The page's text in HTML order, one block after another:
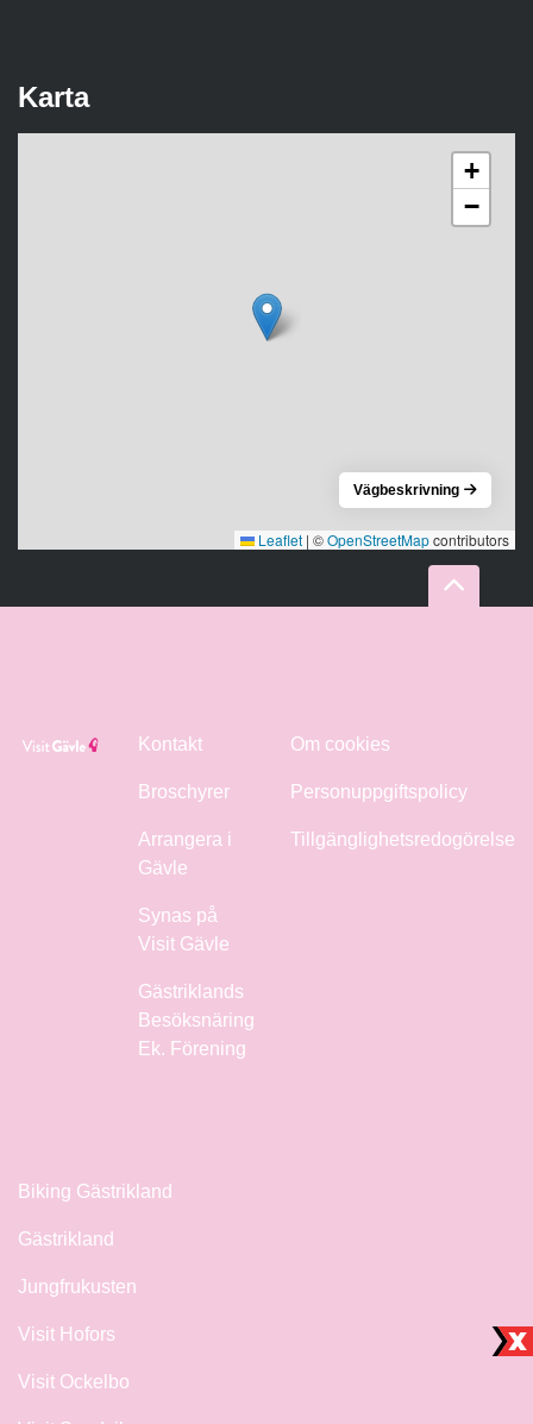
Karta
+
−
Leaflet | ©OpenStreetMapcontributors
Vägbeskrivning
Kontakt
Broschyrer
Arrangera i
Gävle
Synas på
Visit Gävle
Gästriklands
Besöksnäring
Ek. Förening
Om cookies
Personuppgiftspolicy
Tillgänglighetsredogörelse
Biking Gästrikland
Gästrikland
Jungfrukusten
Visit Hofors
Visit Ockelbo